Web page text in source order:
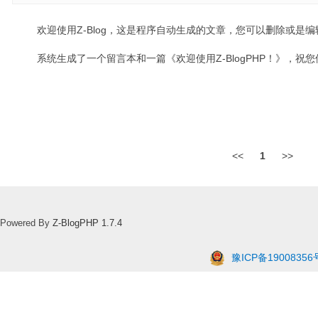
欢迎使用Z-Blog，这是程序自动生成的文章，您可以删除或是编
系统生成了一个留言本和一篇《欢迎使用Z-BlogPHP！》，祝
<< 1 >>
Powered By Z-BlogPHP 1.7.4
豫ICP备19008356